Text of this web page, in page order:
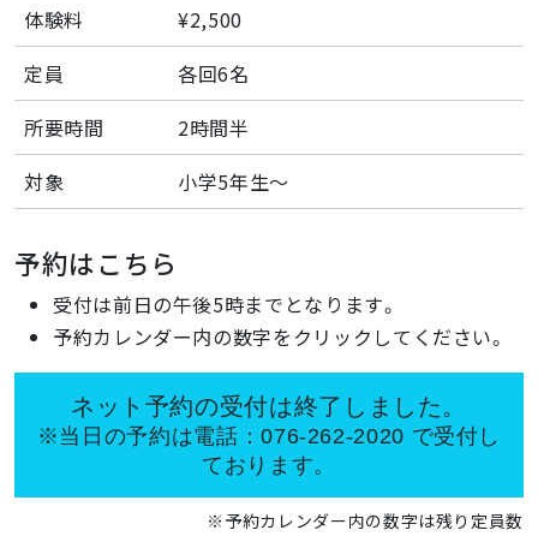
体験料
¥2,500
定員
各回6名
所要時間
2時間半
対象
小学5年生〜
予約はこちら
受付は前日の午後5時までとなります。
予約カレンダー内の数字をクリックしてください。
ネット予約の受付は終了しました。
※当日の予約は電話：076-262-2020 で受付し
ております。
※予約カレンダー内の数字は残り定員数